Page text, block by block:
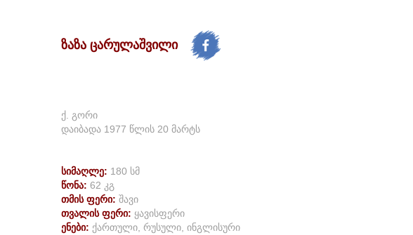
ზაზა ცარულაშვილი
ქ. გორი
დაიბადა 1977 წლის 20 მარტს
სიმაღლე: 180 სმ
წონა: 62 კგ
თმის ფერი: შავი
თვალის ფერი: ყავისფერი
ენები: ქართული, რუსული, ინგლისური